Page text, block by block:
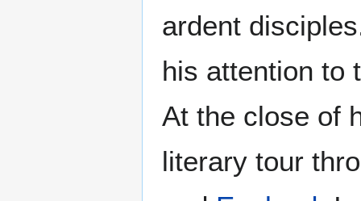
ardent
his attention to
At the close of
literary tour